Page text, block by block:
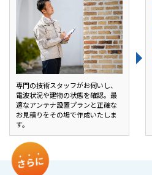
専門の技術スタッフがお伺いし、
電波状況や建物の状態を確認。最
適なアンテナ設置プランと正確な
お見積りをその場で作成いたしま
す。